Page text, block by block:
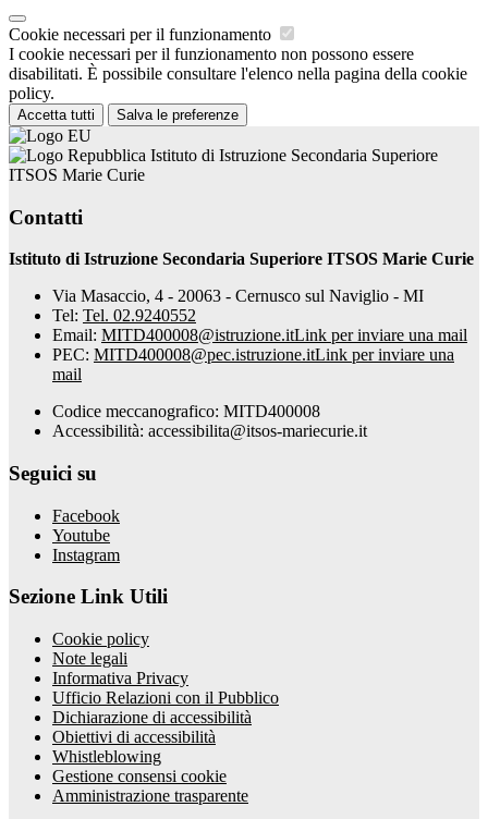
Cookie necessari per il funzionamento
I cookie necessari per il funzionamento non possono essere
disabilitati. È possibile consultare l'elenco nella pagina della cookie
policy.
Accetta tutti Salva le preferenze
Istituto di Istruzione Secondaria Superiore
ITSOS Marie Curie
Contatti
Istituto di Istruzione Secondaria Superiore ITSOS Marie Curie
Via Masaccio, 4 - 20063 - Cernusco sul Naviglio - MI
Tel: Tel. 02.9240552
Email: MITD400008@istruzione.itLink per inviare una mail
PEC: MITD400008@pec.istruzione.itLink per inviare una
mail
Codice meccanografico: MITD400008
Accessibilità: accessibilita@itsos-mariecurie.it
Seguici su
Facebook
Youtube
Instagram
Sezione Link Utili
Cookie policy
Note legali
Informativa Privacy
Ufficio Relazioni con il Pubblico
Dichiarazione di accessibilità
Obiettivi di accessibilità
Whistleblowing
Gestione consensi cookie
Amministrazione trasparente